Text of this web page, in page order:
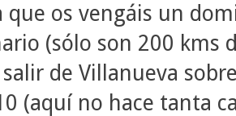
que os vengáis un
(sólo son 200 kms
de Villanueva
(aquí no hace tanta